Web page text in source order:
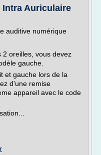
Auriculaire
auditive numérique
2 oreilles, vous devez
gauche.
et gauche lors de la
d'une remise
appareil avec le code